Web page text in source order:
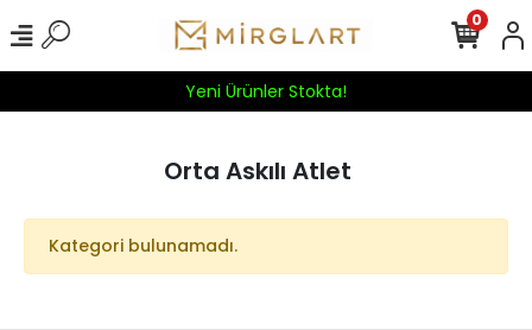
Yeni Ürünler Stokta!
0
Orta Askılı Atlet
Kategori bulunamadı.